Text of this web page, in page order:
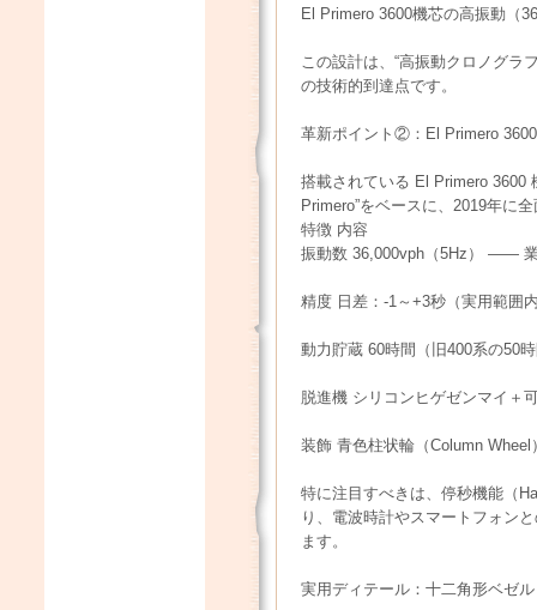
El Primero 3600機芯の高振動（
この設計は、“高振動クロノグラ
の技術的到達点です。
革新ポイント②：El Primero
搭載されている El Primero 3600
Primero”をベースに、2019年に
特徴 内容
振動数 36,000vph（5Hz） ——
精度 日差：-1～+3秒（実用範囲
動力貯蔵 60時間（旧400系の50
脱進機 シリコンヒゲゼンマイ＋
装飾 青色柱状輪（Column
特に注目すべきは、停秒機能（
り、電波時計やスマートフォン
ます。
実用ディテール：十二角形ベゼ